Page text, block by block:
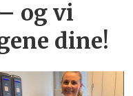
og vi
dine!